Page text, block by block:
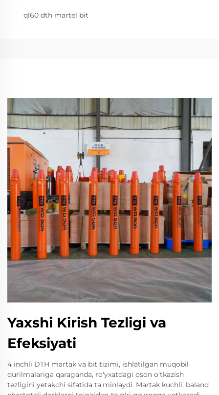
ql60 dth martel bit
Yaxshi Kirish Tezligi va
Efeksiyati
4 inchli DTH martak va bit tizimi, ishlatilgan muqobil
qurilmalariga qaraganda, ro'yxatdagi oson o'tkazish
tezligini yetakchi sifatida ta'minlaydi. Martak kuchli, baland